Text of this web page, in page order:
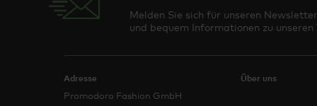
Melden Sie sich für unseren
und bequem Informationen zu
Adresse
Promodoro Fashion GmbH
Über uns